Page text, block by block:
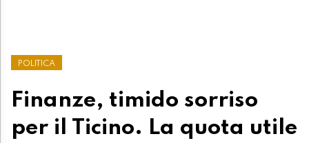
POLITICA
Finanze, timido sorriso
per il Ticino. La quota utile